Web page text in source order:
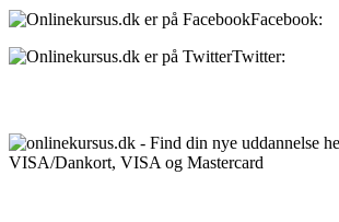
Facebook:
Twitter: